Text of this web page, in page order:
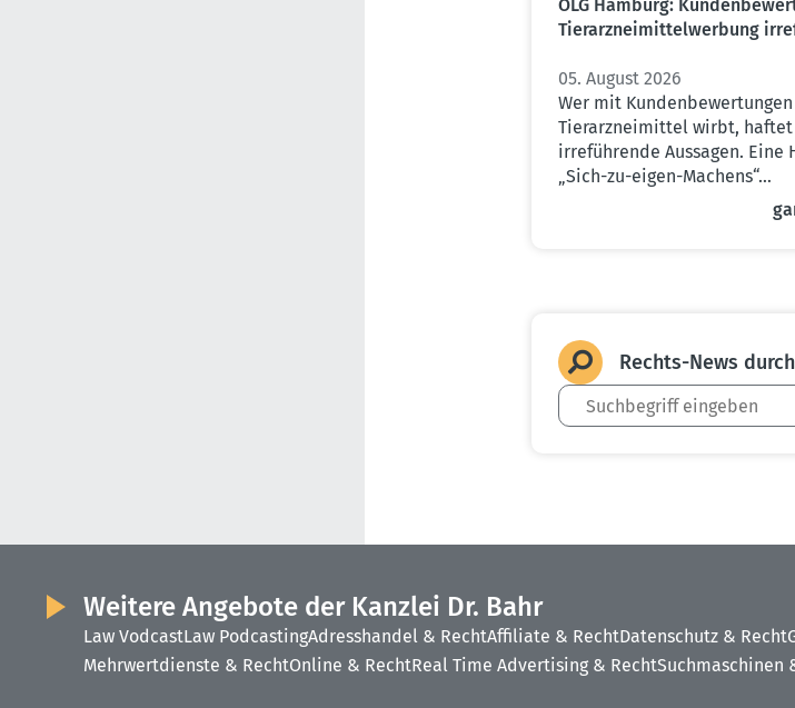
OLG Hamburg:
Tierarz­nei­mit­tel­werbung
05. August 2026
Wer mit
Tierarzneimittel wirbt, haftet
irreführende Aussagen. Eine
„Sich-zu-eigen-Machens“…
Rechts-News
Weitere Angebote der Kanzlei Dr. Bahr
Law VodcastLaw PodcastingAdresshandel & RechtAffiliate & RechtDatenschutz & Recht
Mehrwertdienste & RechtOnline & RechtReal Time Advertising & RechtSuchmaschinen